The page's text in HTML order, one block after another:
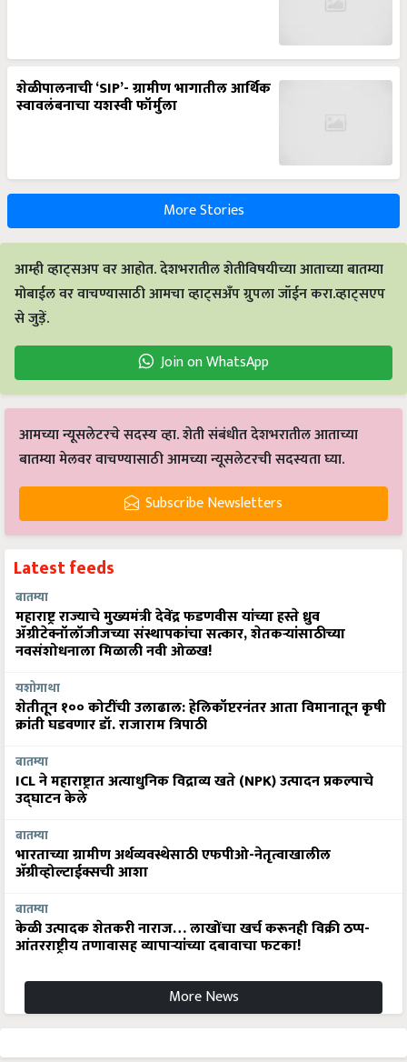
शेळीपालनाची ‘SIP’- ग्रामीण भागातील आर्थिक
स्वावलंबनाचा यशस्वी फॉर्मुला
More Stories
आम्ही व्हाट्सअप वर आहोत. देशभरातील शेतीविषयीच्या आताच्या बातम्या
मोबाईल वर वाचण्यासाठी आमचा व्हाट्सअँप ग्रुपला जॉईन करा.व्हाट्सएप
से जुड़ें.
Join on WhatsApp
आमच्या न्यूसलेटरचे सदस्य व्हा. शेती संबंधीत देशभरातील आताच्या
बातम्या मेलवर वाचण्यासाठी आमच्या न्यूसलेटरची सदस्यता घ्या.
Subscribe Newsletters
Latest feeds
बातम्या
महाराष्ट्र राज्याचे मुख्यमंत्री देवेंद्र फडणवीस यांच्या हस्ते ध्रुव
ॲग्रीटेक्नॉलॉजीजच्या संस्थापकांचा सत्कार, शेतकऱ्यांसाठीच्या
नवसंशोधनाला मिळाली नवी ओळख!
यशोगाथा
शेतीतून १०० कोटींची उलाढाल: हेलिकॉप्टरनंतर आता विमानातून कृषी
क्रांती घडवणार डॉ. राजाराम त्रिपाठी
बातम्या
ICL ने महाराष्ट्रात अत्याधुनिक विद्राव्य खते (NPK) उत्पादन प्रकल्पाचे
उद्घाटन केले
बातम्या
भारताच्या ग्रामीण अर्थव्यवस्थेसाठी एफपीओ-नेतृत्वाखालील
अ‍ॅग्रीव्होल्टाईक्सची आशा
बातम्या
केळी उत्पादक शेतकरी नाराज… लाखोंचा खर्च करूनही विक्री ठप्प-
आंतरराष्ट्रीय तणावासह व्यापाऱ्यांच्या दबावाचा फटका!
More News